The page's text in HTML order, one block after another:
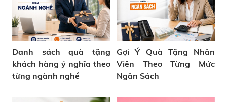
Danh sách quà tặng
khách hàng ý nghĩa theo
từng ngành nghề
Gợi Ý Quà Tặng Nhân
Viên Theo Từng Mức
Ngân Sách